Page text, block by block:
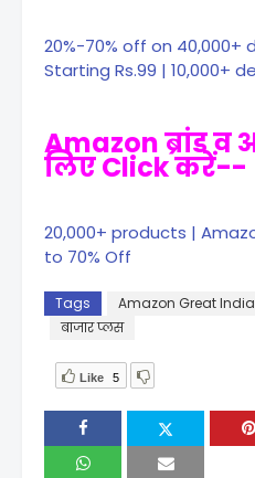
20%-70% off on 40,000+
Starting Rs.99 | 10,000+
Amazon ब्रांड व
लिए Click करें--
20,000+ products |
to 70% Off
Tags
Amazon Great
बाजार प्लस
Like 5